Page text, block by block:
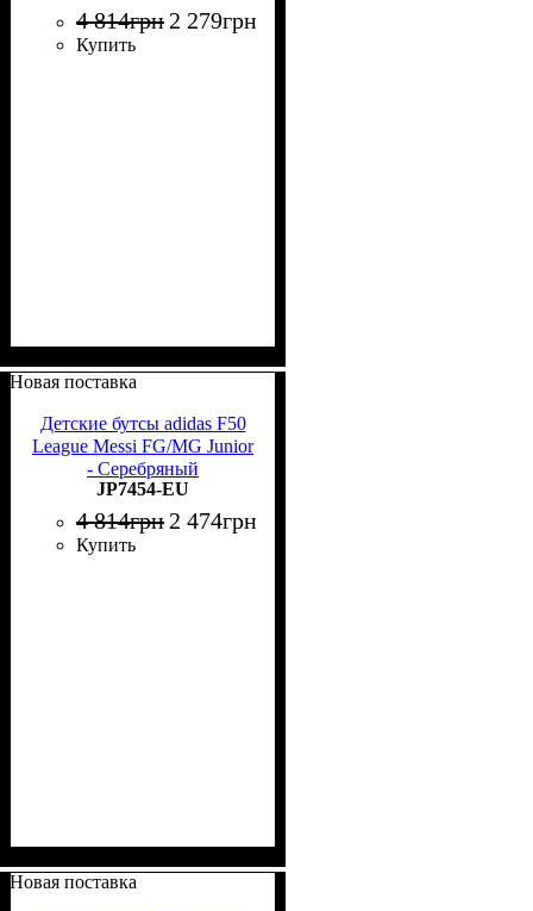
4 814грн 2 279грн
Купить
Новая поставка
Детские бутсы adidas F50
League Messi FG/MG Junior
- Серебряный
JP7454-EU
4 814грн 2 474грн
Купить
Новая поставка